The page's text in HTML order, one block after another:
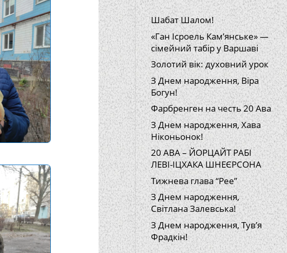
Шабат Шалом!
«Ган Ісроель Кам’янське» —
сімейний табір у Варшаві
Золотий вік: духовний урок
З Днем народження, Віра
Богун!
Фарбренген на честь 20 Ава
З Днем народження, Хава
Ніконьонок!
20 АВА – ЙОРЦАЙТ РАБІ
ЛЕВІ-ІЦХАКА ШНЕЄРСОНА
Тижнева глава “Рее”
З Днем народження,
Світлана Залевська!
З Днем народження, Тув’я
Фрадкін!